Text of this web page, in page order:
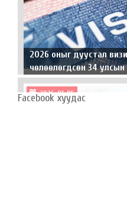
2026 оныг дуустал
чөлөөлөгдсөн 34 улсын
2026-01-05
Facebook хуудас